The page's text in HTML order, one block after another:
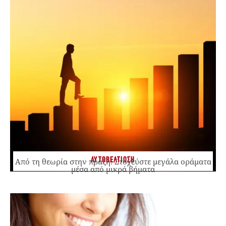
ΑΥΤΟΒΕΛΤΙΩΣΗ
Από τη θεωρία στην πράξη: Στοχεύστε μεγάλα οράματα
μέσα από μικρά βήματα